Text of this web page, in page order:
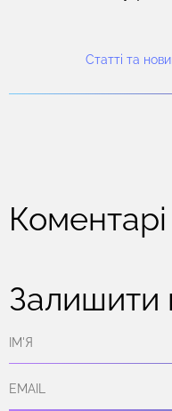
Статті та
Коментарі
Залишити